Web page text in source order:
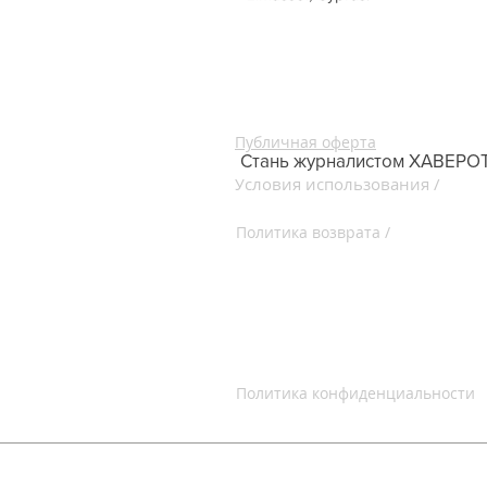
Стань журналистом
Публичная оферта
Условия использования /
Политика возврата /
Политика конфиденциальности